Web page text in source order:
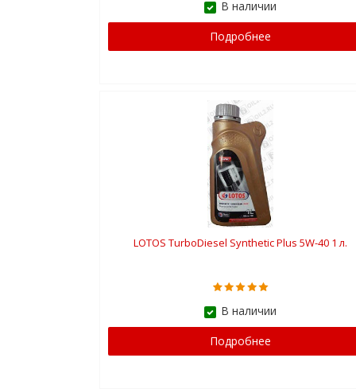
В наличии
Подробнее
LOTOS TurboDiesel Synthetic Plus 5W-40 1 л.
В наличии
Подробнее